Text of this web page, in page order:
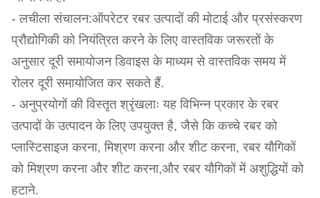
- लचीला संचालन:ऑपरेटर रबर उत्पादों की मोटाई और प्रसंस्करण
प्रौद्योगिकी को नियंत्रित करने के लिए वास्तविक जरूरतों के
अनुसार दूरी समायोजन डिवाइस के माध्यम से वास्तविक समय में
रोलर दूरी समायोजित कर सकते हैं.
- अनुप्रयोगों की विस्तृत श्रृंखलाः यह विभिन्न प्रकार के रबर
उत्पादों के उत्पादन के लिए उपयुक्त है, जैसे कि कच्चे रबर को
प्लास्टिसाइज करना, मिश्रण करना और शीट करना, रबर यौगिकों
को मिश्रण करना और शीट करना,और रबर यौगिकों में अशुद्धियों को
हटाने.